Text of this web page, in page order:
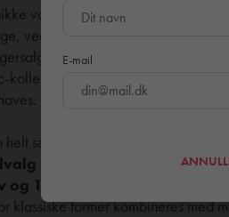
E-mail
vareprøver i sterlingsølv og 18
vedhæng og armbånd.
særlig pris!
af øreringe, halskæder,
og 18 karat forgyldt sølv.
klassiske former kombineres med